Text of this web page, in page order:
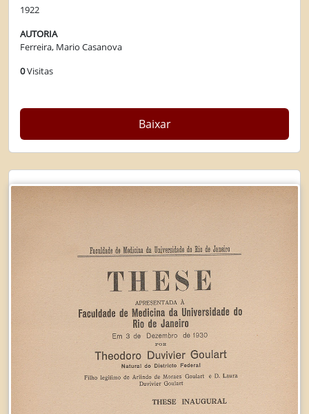
1922
AUTORIA
Ferreira, Mario Casanova
0Visitas
Baixar